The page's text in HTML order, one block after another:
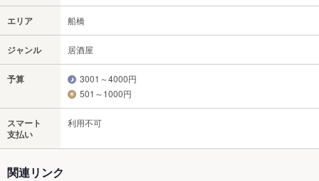
エリア 船橋
ジャンル 居酒屋
予算
3001～4000円
501～1000円
スマート
支払い
利用不可
関連リンク